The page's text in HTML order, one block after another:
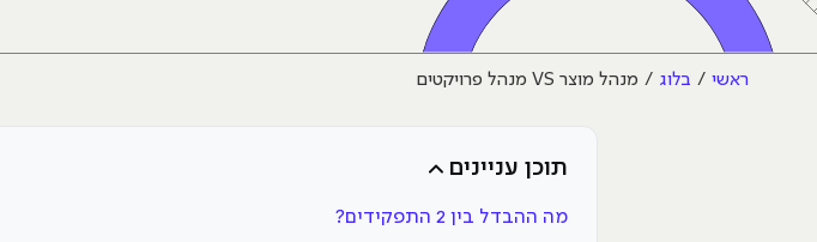
ראשי בלוג מנהל מוצר VS מנהל פרויקטים
תוכן עניינים
מה ההבדל בין 2 התפקידים?